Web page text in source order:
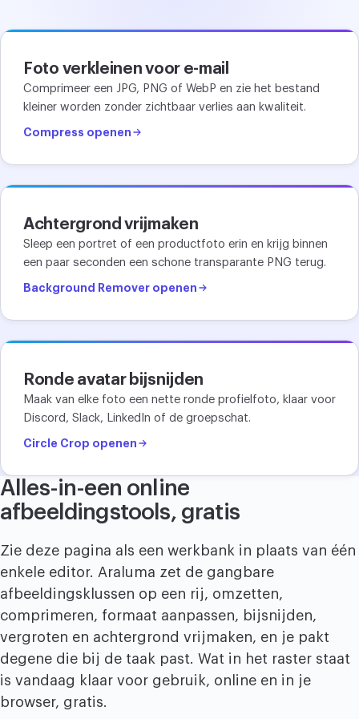
Foto verkleinen voor e-mail
Comprimeer een JPG, PNG of WebP en zie het bestand
kleiner worden zonder zichtbaar verlies aan kwaliteit.
Compress openen
Achtergrond vrijmaken
Sleep een portret of een productfoto erin en krijg binnen
een paar seconden een schone transparante PNG terug.
Background Remover openen
Ronde avatar bijsnijden
Maak van elke foto een nette ronde profielfoto, klaar voor
Discord, Slack, LinkedIn of de groepschat.
Circle Crop openen
Alles-in-een online
afbeeldingstools, gratis
Zie deze pagina als een werkbank in plaats van één
enkele editor. Araluma zet de gangbare
afbeeldingsklussen op een rij, omzetten,
comprimeren, formaat aanpassen, bijsnijden,
vergroten en achtergrond vrijmaken, en je pakt
degene die bij de taak past. Wat in het raster staat
is vandaag klaar voor gebruik, online en in je
browser, gratis.